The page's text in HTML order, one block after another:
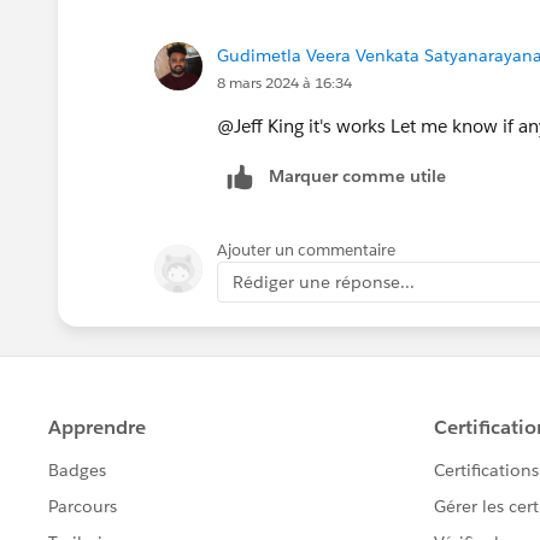
   ),
   0
Gudimetla Veera Venkata
8 mars 2024 à 16:34
@Jeff King it's works Let me know if
Marquer comme utile
Ajouter un commentaire
Rédiger une réponse...